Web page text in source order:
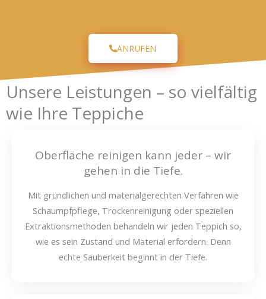
ANRUFEN
Unsere Leistungen – so vielfältig
wie Ihre Teppiche
Oberfläche reinigen kann jeder – wir
gehen in die Tiefe.
Mit gründlichen und materialgerechten Verfahren wie
Schaumpfpflege, Trockenreinigung oder speziellen
Extraktionsmethoden behandeln wir jeden Teppich so,
wie es sein Zustand und Material erfordern. Denn
echte Sauberkeit beginnt in der Tiefe.